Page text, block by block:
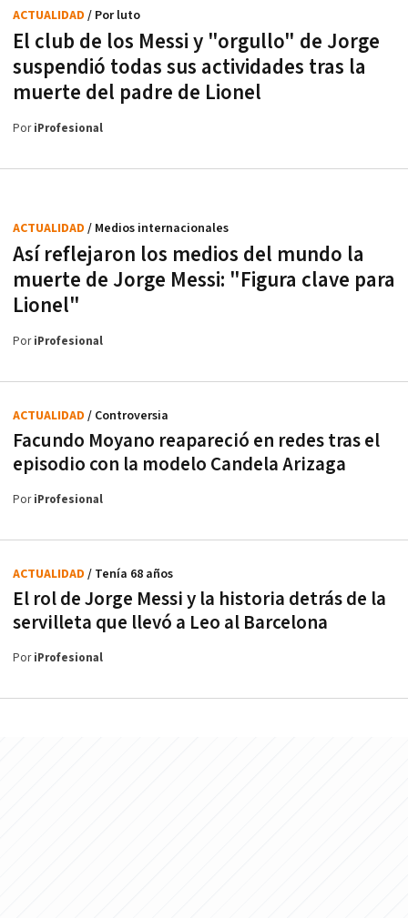
El club de los Messi y "orgullo" de Jorge
suspendió todas sus actividades tras la
muerte del padre de Lionel
ACTUALIDAD / Por luto
PoriProfesional
Así reflejaron los medios del mundo la
muerte de Jorge Messi: "Figura clave para
Lionel"
ACTUALIDAD / Medios internacionales
PoriProfesional
Facundo Moyano reapareció en redes tras el
episodio con la modelo Candela Arizaga
ACTUALIDAD / Controversia
PoriProfesional
El rol de Jorge Messi y la historia detrás de la
servilleta que llevó a Leo al Barcelona
ACTUALIDAD / Tenía 68 años
PoriProfesional